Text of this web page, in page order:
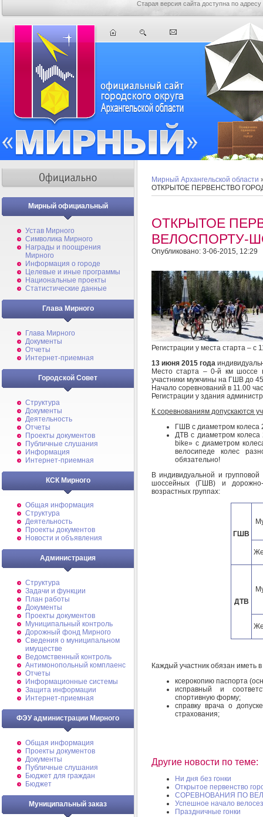
Старая версия сайта доступна по адресу
Мирный официальный
Устав Мирного
Символика Мирного
Награды и поощрения
Мирного
Информация о городе
Целевые и иные программы
Национальные проекты
Статистические данные
Глава Мирного
Глава Мирного
Документы
Отчеты
Интернет-приемная
Городской Совет
Структура
Документы
Деятельность
Отчеты
Проекты документов
Публичные слушания
Информация
Интернет-приемная
КСК Мирного
Общая информация
Структура
Деятельность
Проекты документов
Новости и объявления
Администрация
Структура
Задачи и функции
План работы
Документы
Проекты документов
Муниципальный контроль
Дорожный фонд Мирного
Cведения о муниципальном
имуществе
Ведомственный контроль
Антимонопольный комплаенс
Отчеты
Информационные системы
Защита информации
Интернет-приемная
ФЭУ администрации Мирного
Общая информация
Проекты документов
Документы
Публичные слушания
Бюджет для граждан
Бюджет
Муниципальный заказ
Мирный Архангельской области
ОТКРЫТОЕ ПЕРВЕНСТВО
ОТКРЫТОЕ
ВЕЛОСПОРТУ-
Опубликовано: 3-06-2015, 12:29
Регистрации у места старта – с
13 июня 2015 года
Место старта – 0-й км шоссе
участники мужчины на ГШВ до
Начало соревнований в 11.00
Регистрации у здания
К соревнованиям допускаются
ГШВ с диаметром колеса
ДТВ с диаметром
bike» с диаметром
велосипеде колес
обязательно!
В индивидуальной и
шоссейных (ГШВ) и дорожно-
возрастных группах:
ГШВ
ДТВ
Каждый участник обязан иметь
ксерокопию паспорта
исправный и
спортивную форму;
справку врача о
страхования;
Другие новости по теме:
Ни дня без гонки
Открытое первенство
СОРЕВНОВАНИЯ ПО
Успешное начало
Праздничные гонки